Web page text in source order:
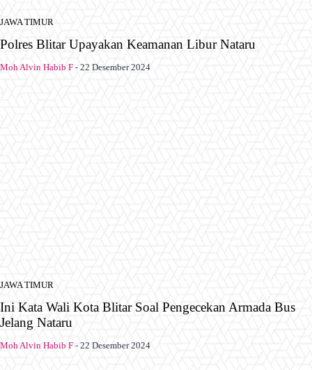
JAWA TIMUR
Polres Blitar Upayakan Keamanan Libur Nataru
Moh Alvin Habib F - 22 Desember 2024
JAWA TIMUR
Ini Kata Wali Kota Blitar Soal Pengecekan Armada Bus
Jelang Nataru
Moh Alvin Habib F - 22 Desember 2024